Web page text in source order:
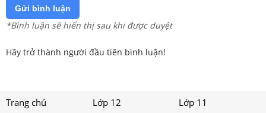
Gửi bình luận
*Bình luận sẽ hiển thị sau khi được duyệt
Hãy trở thành người đầu tiên bình luận!
Trang chủ Lớp 12
Lớp 11